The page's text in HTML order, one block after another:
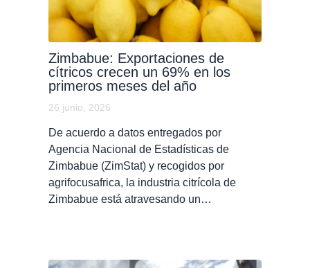
Zimbabue: Exportaciones de
cítricos crecen un 69% en los
primeros meses del año
26 junio, 2026
De acuerdo a datos entregados por
Agencia Nacional de Estadísticas de
Zimbabue (ZimStat) y recogidos por
agrifocusafrica, la industria citrícola de
Zimbabue está atravesando un…